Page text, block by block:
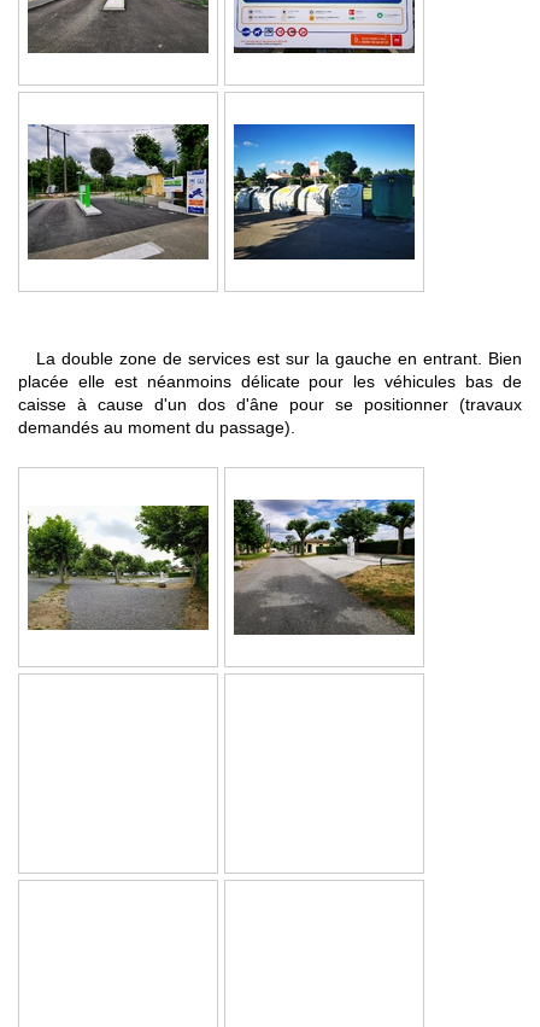
La double zone de services est sur la gauche en entrant. Bien
placée elle est néanmoins délicate pour les véhicules bas de
caisse à cause d'un dos d'âne pour se positionner (travaux
demandés au moment du passage).